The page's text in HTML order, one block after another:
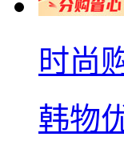
时尚
韩物